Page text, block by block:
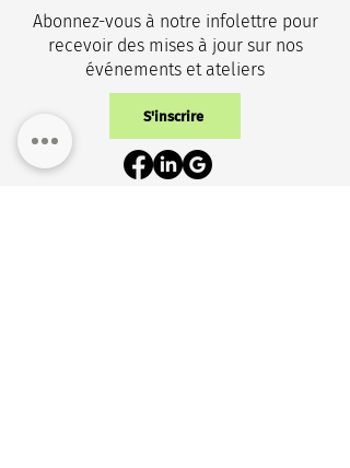
Abonnez-vous à notre infolettre pour
recevoir des mises à jour sur nos
événements et ateliers
S'inscrire